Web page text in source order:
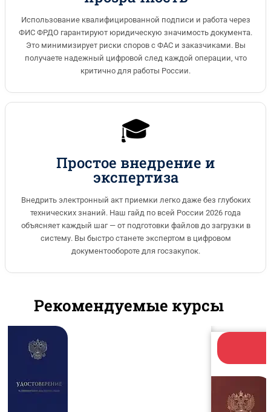
Использование квалифицированной подписи и работа через
ФИС ФРДО гарантируют юридическую значимость документа.
Это минимизирует риски споров с ФАС и заказчиками. Вы
получаете надежный цифровой след каждой операции, что
критично для работы России.
🎓
Простое внедрение и
экспертиза
Внедрить электронный акт приемки легко даже без глубоких
технических знаний. Наш гайд по всей России 2026 года
объясняет каждый шаг — от подготовки файлов до загрузки в
систему. Вы быстро станете экспертом в цифровом
документообороте для госзакупок.
Рекомендуемые курсы